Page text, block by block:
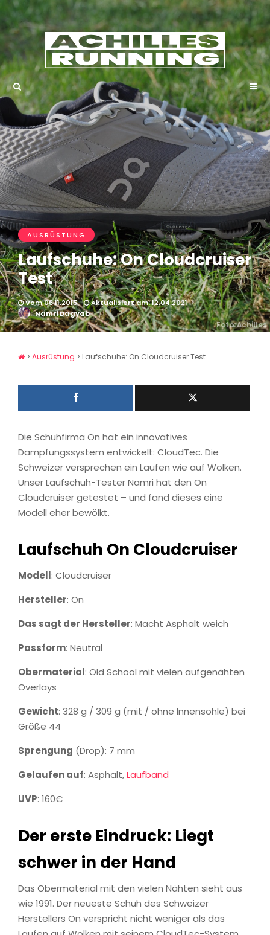
AUSRÜSTUNG
Laufschuhe: On Cloudcruiser
Test
Vom 06.11.2015
Aktualisiert am: 12.04.2021
Namri Dagyab
Foto: Achilles
> Ausrüstung > Laufschuhe: On Cloudcruiser Test
Die Schuhfirma On hat ein innovatives
Dämpfungssystem entwickelt: CloudTec. Die
Schweizer versprechen ein Laufen wie auf Wolken.
Unser Laufschuh-Tester Namri hat den On
Cloudcruiser getestet – und fand dieses eine
Modell eher bewölkt.
Laufschuh On Cloudcruiser
Modell: Cloudcruiser
Hersteller: On
Das sagt der Hersteller: Macht Asphalt weich
Passform: Neutral
Obermaterial: Old School mit vielen aufgenähten
Overlays
Gewicht: 328 g / 309 g (mit / ohne Innensohle) bei
Größe 44
Sprengung (Drop): 7 mm
Gelaufen auf: Asphalt,Laufband
UVP: 160€
Der erste Eindruck: Liegt
schwer in der Hand
Das Obermaterial mit den vielen Nähten sieht aus
wie 1991. Der neueste Schuh des Schweizer
Herstellers On verspricht nicht weniger als das